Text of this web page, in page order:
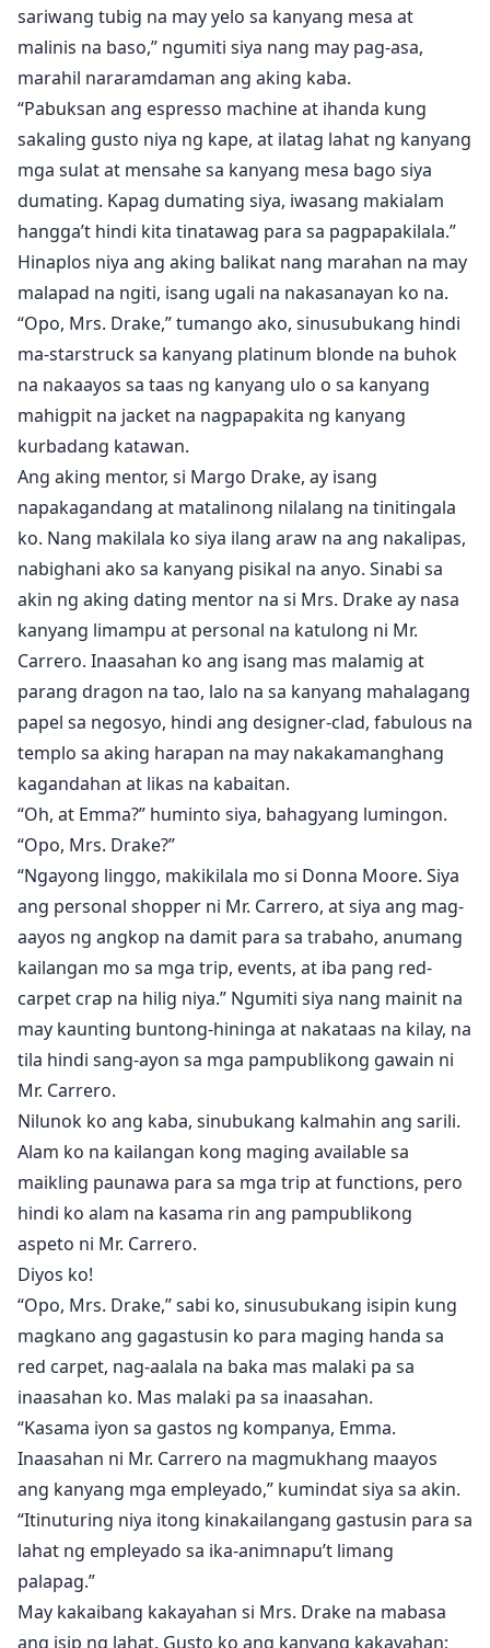
man niya gustuhin, ang pagpapapasok sa kanya ay
ibang usapan. Isang nakaraan na nagpatakot sa kanya
sa mga lalaki at walang kagustuhang magpapalapit ng
isa na maaaring saktan siya muli, si Jacob Carrero ay
may malaking hamon. Hindi siya ang uri ng tao na
tumatanggap ng HINDI bilang sagot at kailangang
matutunan kung paano makalusot kung gusto niya ng
higit pa sa maskarang ipinapakita niya sa mundo.
Kailangan ipakita ni Jake sa kanya na kahit ang isang
tulad niya ay maaaring magbago kapag ang nag-iisang
babaeng mahalaga ay nakalusot. Mga kaibig-ibig na
seksing karakter at malalim na emosyonal na mga
paksa. Naglalaman ng ilang mature, adult na
nilalaman at wika.
sariwang tubig na may yelo sa kanyang mesa at
malinis na baso,” ngumiti siya nang may pag-asa,
marahil nararamdaman ang aking kaba.
“Pabuksan ang espresso machine at ihanda kung
sakaling gusto niya ng kape, at ilatag lahat ng kanyang
mga sulat at mensahe sa kanyang mesa bago siya
dumating. Kapag dumating siya, iwasang makialam
hangga’t hindi kita tinatawag para sa pagpapakilala.”
Hinaplos niya ang aking balikat nang marahan na may
malapad na ngiti, isang ugali na nakasanayan ko na.
“Opo, Mrs. Drake,” tumango ako, sinusubukang hindi
ma-starstruck sa kanyang platinum blonde na buhok
na nakaayos sa taas ng kanyang ulo o sa kanyang
mahigpit na jacket na nagpapakita ng kanyang
kurbadang katawan.
Ang aking mentor, si Margo Drake, ay isang
napakagandang at matalinong nilalang na tinitingala
ko. Nang makilala ko siya ilang araw na ang nakalipas,
nabighani ako sa kanyang pisikal na anyo. Sinabi sa
akin ng aking dating mentor na si Mrs. Drake ay nasa
kanyang limampu at personal na katulong ni Mr.
Carrero. Inaasahan ko ang isang mas malamig at
parang dragon na tao, lalo na sa kanyang mahalagang
papel sa negosyo, hindi ang designer-clad, fabulous na
templo sa aking harapan na may nakakamanghang
kagandahan at likas na kabaitan.
“Oh, at Emma?” huminto siya, bahagyang lumingon.
“Opo, Mrs. Drake?”
“Ngayong linggo, makikilala mo si Donna Moore. Siya
ang personal shopper ni Mr. Carrero, at siya ang mag-
aayos ng angkop na damit para sa trabaho, anumang
kailangan mo sa mga trip, events, at iba pang red-
carpet crap na hilig niya.” Ngumiti siya nang mainit na
may kaunting buntong-hininga at nakataas na kilay, na
tila hindi sang-ayon sa mga pampublikong gawain ni
Mr. Carrero.
Nilunok ko ang kaba, sinubukang kalmahin ang sarili.
Alam ko na kailangan kong maging available sa
maikling paunawa para sa mga trip at functions, pero
hindi ko alam na kasama rin ang pampublikong
aspeto ni Mr. Carrero.
Diyos ko!
“Opo, Mrs. Drake,” sabi ko, sinusubukang isipin kung
magkano ang gagastusin ko para maging handa sa
red carpet, nag-aalala na baka mas malaki pa sa
inaasahan ko. Mas malaki pa sa inaasahan.
“Kasama iyon sa gastos ng kompanya, Emma.
Inaasahan ni Mr. Carrero na magmukhang maayos
ang kanyang mga empleyado,” kumindat siya sa akin.
“Itinuturing niya itong kinakailangang gastusin para sa
lahat ng empleyado sa ika-animnapu’t limang
palapag.”
May kakaibang kakayahan si Mrs. Drake na mabasa
ang isip ng lahat. Gusto ko ang kanyang kakayahan;